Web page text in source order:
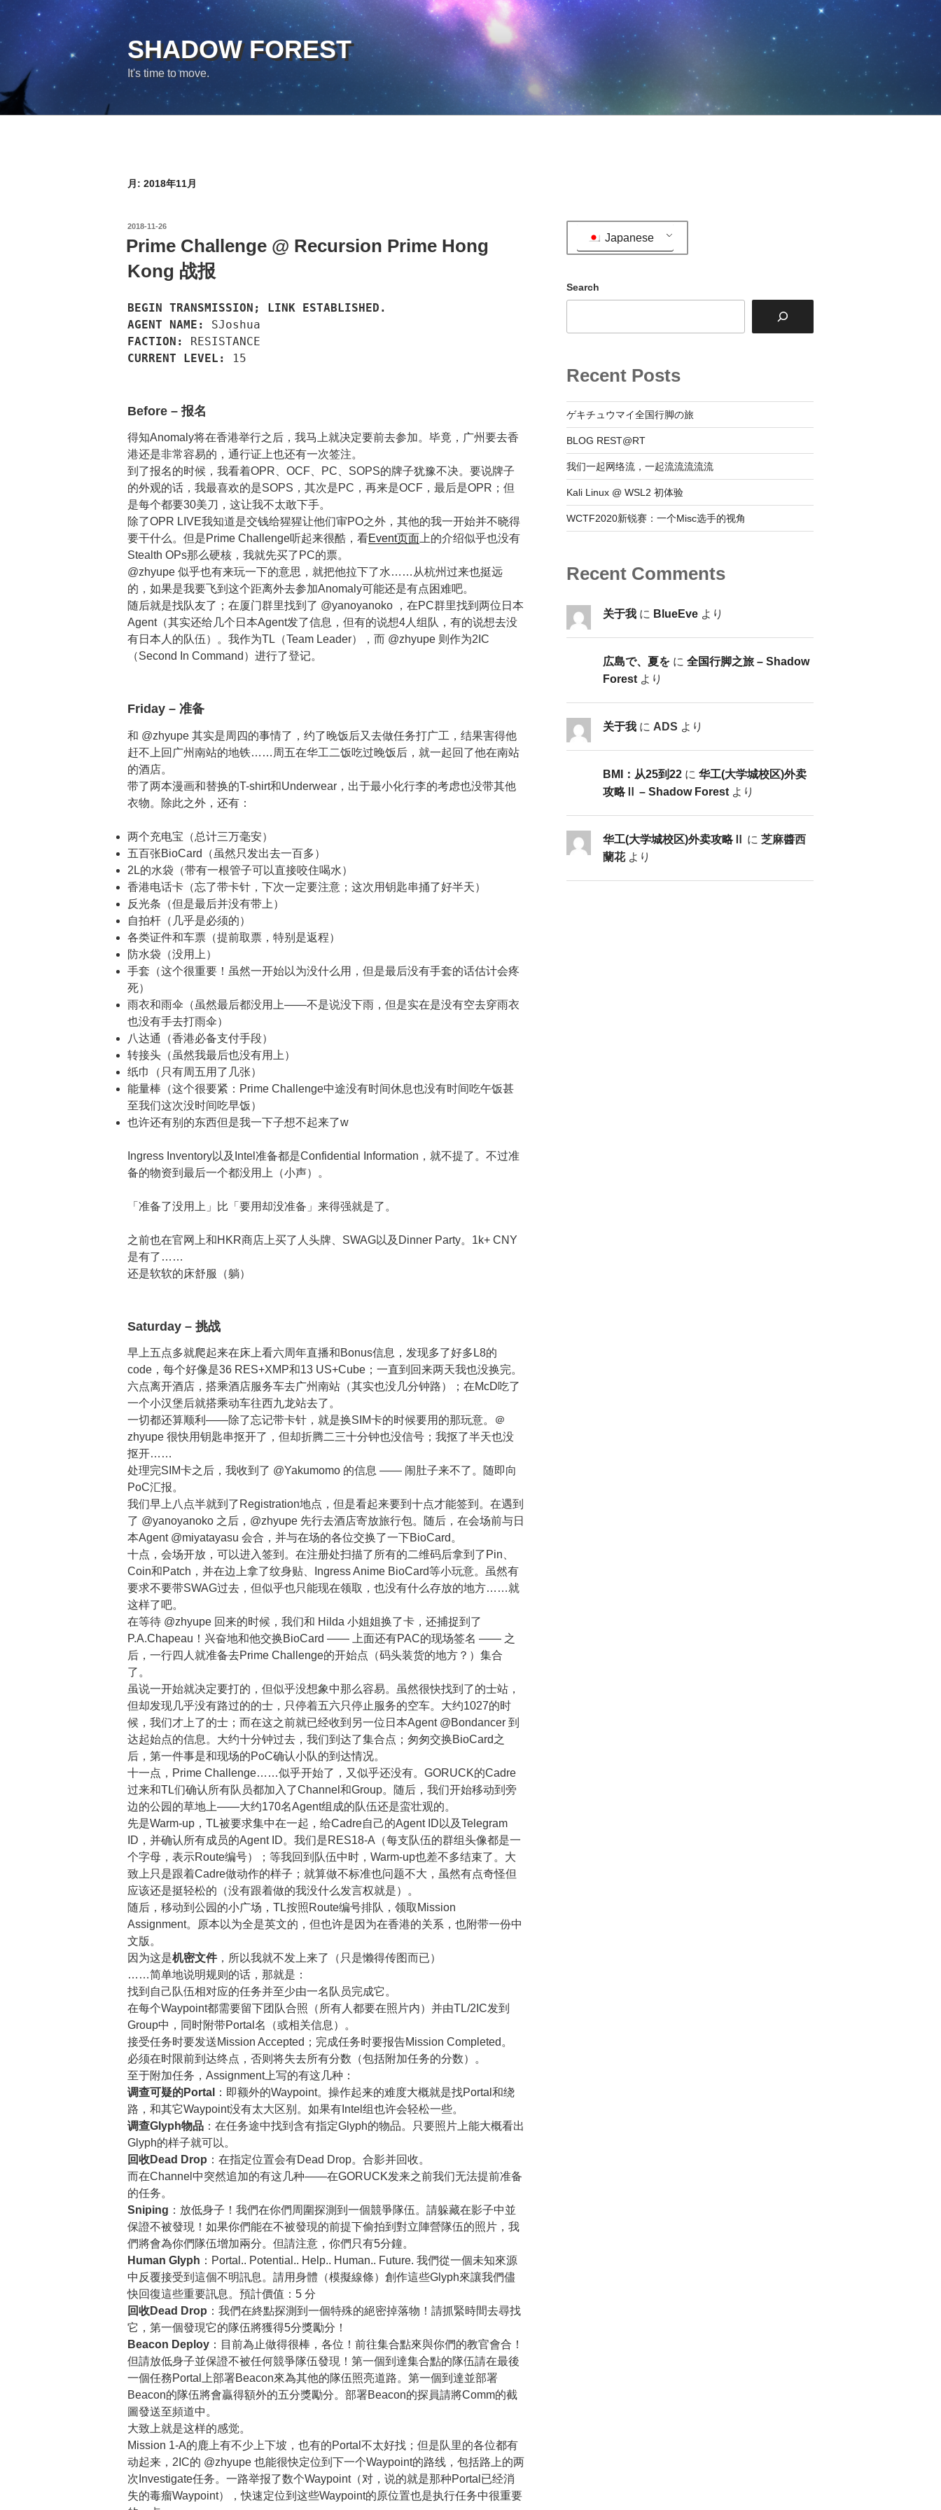
コ
テ
へ
SHADOW FOREST
It's time to move.
月:2018年11月
投
日:
2018-11-26
Prime Challenge @ Recursion Prime Hong
Kong 战报
BEGIN TRANSMISSION; LINK ESTABLISHED.
AGENT NAME:
SJoshua
FACTION:
RESISTANCE
CURRENT LEVEL:
15
Before – 报名
得知Anomaly将在香港举行之后，我马上就决定要前去参加。毕竟，广州要去香
港还是非常容易的，通行证上也还有一次签注。
到了报名的时候，我看着OPR、OCF、PC、SOPS的牌子犹豫不决。要说牌子
的外观的话，我最喜欢的是SOPS，其次是PC，再来是OCF，最后是OPR；但
是每个都要30美刀，这让我不太敢下手。
除了OPR LIVE我知道是交钱给猩猩让他们审PO之外，其他的我一开始并不晓得
要干什么。但是Prime Challenge听起来很酷，看Event页面 上的介绍似乎也没有
Stealth OPs那么硬核，我就先买了PC的票。
@zhyupe 似乎也有来玩一下的意思，就把他拉下了水……从杭州过来也挺远
的，如果是我要飞到这个距离外去参加Anomaly可能还是有点困难吧。
随后就是找队友了；在厦门群里找到了 @yanoyanoko ，在PC群里找到两位日本
Agent（其实还给几个日本Agent发了信息，但有的说想4人组队，有的说想去没
有日本人的队伍）。我作为TL（Team Leader），而 @zhyupe 则作为2IC
（Second In Command）进行了登记。
Friday – 准备
和 @zhyupe 其实是周四的事情了，约了晚饭后又去做任务打广工，结果害得他
赶不上回广州南站的地铁……周五在华工二饭吃过晚饭后，就一起回了他在南站
的酒店。
带了两本漫画和替换的T-shirt和Underwear，出于最小化行李的考虑也没带其他
衣物。除此之外，还有：
两个充电宝（总计三万毫安）
五百张BioCard（虽然只发出去一百多）
2L的水袋（带有一根管子可以直接咬住喝水）
香港电话卡（忘了带卡针，下次一定要注意；这次用钥匙串捅了好半天）
反光条（但是最后并没有带上）
自拍杆（几乎是必须的）
各类证件和车票（提前取票，特别是返程）
防水袋（没用上）
手套（这个很重要！虽然一开始以为没什么用，但是最后没有手套的话估计会疼
死）
雨衣和雨伞（虽然最后都没用上——不是说没下雨，但是实在是没有空去穿雨衣
也没有手去打雨伞）
八达通（香港必备支付手段）
转接头（虽然我最后也没有用上）
纸巾（只有周五用了几张）
能量棒（这个很要紧：Prime Challenge中途没有时间休息也没有时间吃午饭甚
至我们这次没时间吃早饭）
也许还有别的东西但是我一下子想不起来了w
Ingress Inventory以及Intel准备都是Confidential Information，就不提了。不过准
备的物资到最后一个都没用上（小声）。
「准备了没用上」比「要用却没准备」来得强就是了。
之前也在官网上和HKR商店上买了人头牌、SWAG以及Dinner Party。1k+ CNY
是有了……
还是软软的床舒服（躺）
Saturday – 挑战
早上五点多就爬起来在床上看六周年直播和Bonus信息，发现多了好多L8的
code，每个好像是36 RES+XMP和13 US+Cube；一直到回来两天我也没换完。
六点离开酒店，搭乘酒店服务车去广州南站（其实也没几分钟路）；在McD吃了
一个小汉堡后就搭乘动车往西九龙站去了。
一切都还算顺利——除了忘记带卡针，就是换SIM卡的时候要用的那玩意。＠
zhyupe 很快用钥匙串抠开了，但却折腾二三十分钟也没信号；我抠了半天也没
抠开……
处理完SIM卡之后，我收到了 @Yakumomo 的信息 —— 闹肚子来不了。随即向
PoC汇报。
我们早上八点半就到了Registration地点，但是看起来要到十点才能签到。在遇到
了 @yanoyanoko 之后，@zhyupe 先行去酒店寄放旅行包。随后，在会场前与日
本Agent @miyatayasu 会合，并与在场的各位交换了一下BioCard。
十点，会场开放，可以进入签到。在注册处扫描了所有的二维码后拿到了Pin、
Coin和Patch，并在边上拿了纹身贴、Ingress Anime BioCard等小玩意。虽然有
要求不要带SWAG过去，但似乎也只能现在领取，也没有什么存放的地方……就
这样了吧。
在等待 @zhyupe 回来的时候，我们和 Hilda 小姐姐换了卡，还捕捉到了
P.A.Chapeau！兴奋地和他交换BioCard —— 上面还有PAC的现场签名 —— 之
后，一行四人就准备去Prime Challenge的开始点（码头装货的地方？）集合
了。
虽说一开始就决定要打的，但似乎没想象中那么容易。虽然很快找到了的士站，
但却发现几乎没有路过的的士，只停着五六只停止服务的空车。大约1027的时
候，我们才上了的士；而在这之前就已经收到另一位日本Agent @Bondancer 到
达起始点的信息。大约十分钟过去，我们到达了集合点；匆匆交换BioCard之
后，第一件事是和现场的PoC确认小队的到达情况。
十一点，Prime Challenge……似乎开始了，又似乎还没有。GORUCK的Cadre
过来和TL们确认所有队员都加入了Channel和Group。随后，我们开始移动到旁
边的公园的草地上——大约170名Agent组成的队伍还是蛮壮观的。
先是Warm-up，TL被要求集中在一起，给Cadre自己的Agent ID以及Telegram
ID，并确认所有成员的Agent ID。我们是RES18-A（每支队伍的群组头像都是一
个字母，表示Route编号）；等我回到队伍中时，Warm-up也差不多结束了。大
致上只是跟着Cadre做动作的样子；就算做不标准也问题不大，虽然有点奇怪但
应该还是挺轻松的（没有跟着做的我没什么发言权就是）。
随后，移动到公园的小广场，TL按照Route编号排队，领取Mission
Assignment。原本以为全是英文的，但也许是因为在香港的关系，也附带一份中
文版。
因为这是机密文件，所以我就不发上来了（只是懒得传图而已）
……简单地说明规则的话，那就是：
找到自己队伍相对应的任务并至少由一名队员完成它。
在每个Waypoint都需要留下团队合照（所有人都要在照片内）并由TL/2IC发到
Group中，同时附带Portal名（或相关信息）。
接受任务时要发送Mission Accepted；完成任务时要报告Mission Completed。
必须在时限前到达终点，否则将失去所有分数（包括附加任务的分数）。
至于附加任务，Assignment上写的有这几种：
调查可疑的Portal
：即额外的Waypoint。操作起来的难度大概就是找Portal和绕
路，和其它Waypoint没有太大区别。如果有Intel组也许会轻松一些。
调查Glyph物品 ：在任务途中找到含有指定Glyph的物品。只要照片上能大概看出
Glyph的样子就可以。
回收Dead Drop ：在指定位置会有Dead Drop。合影并回收。
而在Channel中突然追加的有这几种——在GORUCK发来之前我们无法提前准备
的任务。
Sniping ：放低身子！我們在你們周圍探測到一個競爭隊伍。請躲藏在影子中並
保證不被發現！如果你們能在不被發現的前提下偷拍到對立陣營隊伍的照片，我
們將會為你們隊伍增加兩分。但請注意，你們只有5分鐘。
Human Glyph ：Portal.. Potential.. Help.. Human.. Future. 我們從一個未知來源
中反覆接受到這個不明訊息。請用身體（模擬線條）創作這些Glyph來讓我們儘
快回復這些重要訊息。預計價值：5 分
回收Dead Drop ：我們在終點探測到一個特殊的絕密掉落物！請抓緊時間去尋找
它，第一個發現它的隊伍將獲得5分獎勵分！
Beacon Deploy ：目前為止做得很棒，各位！前往集合點來與你們的教官會合！
但請放低身子並保證不被任何競爭隊伍發現！第一個到達集合點的隊伍請在最後
一個任務Portal上部署Beacon來為其他的隊伍照亮道路。第一個到達並部署
Beacon的隊伍將會贏得額外的五分獎勵分。部署Beacon的探員請將Comm的截
圖發送至頻道中。
大致上就是这样的感觉。
Mission 1-A的鹿上有不少上下坡，也有的Portal不太好找；但是队里的各位都有
动起来，2IC的 @zhyupe 也能很快定位到下一个Waypoint的路线，包括路上的两
次Investigate任务。一路举报了数个Waypoint（对，说的就是那种Portal已经消
失的毒瘤Waypoint），快速定位到这些Waypoint的原位置也是执行任务中很重要
Japanese
Search
Recent Posts
ゲキチュウマイ全国行脚の旅
BLOG REST@RT
我们一起网络流，一起流流流流流
Kali Linux @ WSL2 初体验
WCTF2020新锐赛：一个Misc选手的视角
Recent Comments
关于我 に BlueEve より
広島で、夏を に全国行脚之旅 – Shadow
Forest より
关于我 に ADS より
BMI：从25到22 に华工(大学城校区)外卖
攻略Ⅱ – Shadow Forest より
华工(大学城校区)外卖攻略Ⅱ に芝麻醬西
蘭花より